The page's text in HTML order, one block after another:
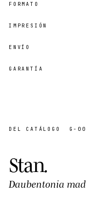
FORMATO
IMPRESIÓN
ENVÍO
GARANTÍA
DEL CATÁLOGO G-
Stan.
Daubentonia